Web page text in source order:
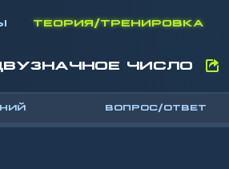
ТЕОРИЯ/ТРЕНИРОВКА
ЧИСЛО
ВОПРОС/ОТВЕТ